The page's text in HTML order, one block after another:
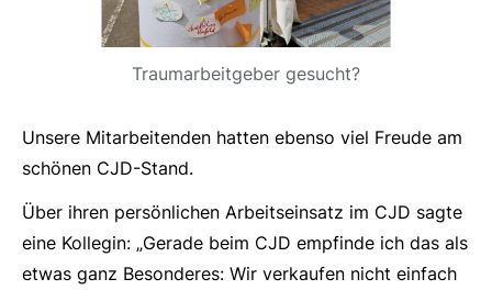
Traumarbeitgeber gesucht?
Unsere Mitarbeitenden hatten ebenso viel Freude am
schönen CJD-Stand.
Über ihren persönlichen Arbeitseinsatz im CJD sagte
eine Kollegin: „Gerade beim CJD empfinde ich das als
etwas ganz Besonderes: Wir verkaufen nicht einfach